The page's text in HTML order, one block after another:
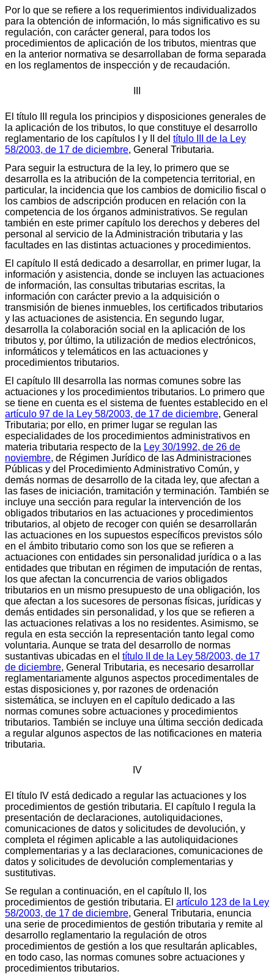
Por lo que se refiere a los requerimientos individualizados
para la obtención de información, lo más significativo es su
regulación, con carácter general, para todos los
procedimientos de aplicación de los tributos, mientras que
en la anterior normativa se desarrollaban de forma separada
en los reglamentos de inspección y de recaudación.
El título III regula los principios y disposiciones generales de
la aplicación de los tributos, lo que constituye el desarrollo
reglamentario de los capítulos I y II del título III de la Ley
58/2003, de 17 de diciembre, General Tributaria.
Para seguir la estructura de la ley, lo primero que se
desarrolla es la atribución de la competencia territorial, en
particular, la incidencia que los cambios de domicilio fiscal o
los cambios de adscripción producen en relación con la
competencia de los órganos administrativos. Se regulan
también en este primer capítulo los derechos y deberes del
personal al servicio de la Administración tributaria y las
facultades en las distintas actuaciones y procedimientos.
El capítulo II está dedicado a desarrollar, en primer lugar, la
información y asistencia, donde se incluyen las actuaciones
de información, las consultas tributarias escritas, la
información con carácter previo a la adquisición o
transmisión de bienes inmuebles, los certificados tributarios
y las actuaciones de asistencia. En segundo lugar,
desarrolla la colaboración social en la aplicación de los
tributos y, por último, la utilización de medios electrónicos,
informáticos y telemáticos en las actuaciones y
procedimientos tributarios.
El capítulo III desarrolla las normas comunes sobre las
actuaciones y los procedimientos tributarios. Lo primero que
se tiene en cuenta es el sistema de fuentes establecido en el
artículo 97 de la Ley 58/2003, de 17 de diciembre, General
Tributaria; por ello, en primer lugar se regulan las
especialidades de los procedimientos administrativos en
materia tributaria respecto de la Ley 30/1992, de 26 de
noviembre, de Régimen Jurídico de las Administraciones
Públicas y del Procedimiento Administrativo Común, y
demás normas de desarrollo de la citada ley, que afectan a
las fases de iniciación, tramitación y terminación. También se
incluye una sección para regular la intervención de los
obligados tributarios en las actuaciones y procedimientos
tributarios, al objeto de recoger con quién se desarrollarán
las actuaciones en los supuestos específicos previstos sólo
en el ámbito tributario como son los que se refieren a
actuaciones con entidades sin personalidad jurídica o a las
entidades que tributan en régimen de imputación de rentas,
los que afectan la concurrencia de varios obligados
tributarios en un mismo presupuesto de una obligación, los
que afectan a los sucesores de personas físicas, jurídicas y
demás entidades sin personalidad, y los que se refieren a
las actuaciones relativas a los no residentes. Asimismo, se
regula en esta sección la representación tanto legal como
voluntaria. Aunque se trata del desarrollo de normas
sustantivas ubicadas en el título II de la Ley 58/2003, de 17
de diciembre, General Tributaria, es necesario desarrollar
reglamentariamente algunos aspectos procedimentales de
estas disposiciones y, por razones de ordenación
sistemática, se incluyen en el capítulo dedicado a las
normas comunes sobre actuaciones y procedimientos
tributarios. También se incluye una última sección dedicada
a regular algunos aspectos de las notificaciones en materia
tributaria.
IV
El título IV está dedicado a regular las actuaciones y los
procedimientos de gestión tributaria. El capítulo I regula la
presentación de declaraciones, autoliquidaciones,
comunicaciones de datos y solicitudes de devolución, y
completa el régimen aplicable a las autoliquidaciones
complementarias y a las declaraciones, comunicaciones de
datos y solicitudes de devolución complementarias y
sustitutivas.
Se regulan a continuación, en el capítulo II, los
procedimientos de gestión tributaria. El artículo 123 de la Ley
58/2003, de 17 de diciembre, General Tributaria, enuncia
una serie de procedimientos de gestión tributaria y remite al
desarrollo reglamentario la regulación de otros
procedimientos de gestión a los que resultarán aplicables,
en todo caso, las normas comunes sobre actuaciones y
procedimientos tributarios.